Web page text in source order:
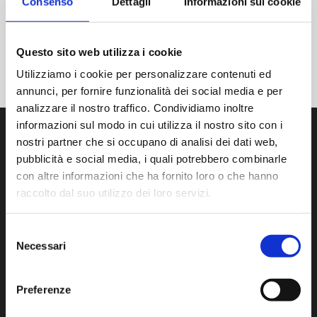
Questo sito web utilizza i cookie
Utilizziamo i cookie per personalizzare contenuti ed
annunci, per fornire funzionalità dei social media e per
analizzare il nostro traffico. Condividiamo inoltre
informazioni sul modo in cui utilizza il nostro sito con i
nostri partner che si occupano di analisi dei dati web,
pubblicità e social media, i quali potrebbero combinarle
con altre informazioni che ha fornito loro o che hanno
raccolto dal suo utilizzo dei loro servizi.
delNecessari
Preferenze
Wir entwickeln, produzieren und vertreiben modernste
Produkte und Dienstleistungen zur
www.aminstruments.com